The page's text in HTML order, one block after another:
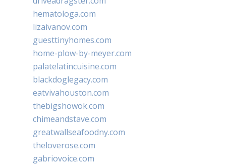
hematologa.com
lizaivanov.com
guesttinyhomes.com
home-plow-by-meyer.com
palatelatincuisine.com
blackdoglegacy.com
eatvivahouston.com
thebigshowok.com
chimeandstave.com
greatwallseafoodny.com
theloverose.com
gabriovoice.com